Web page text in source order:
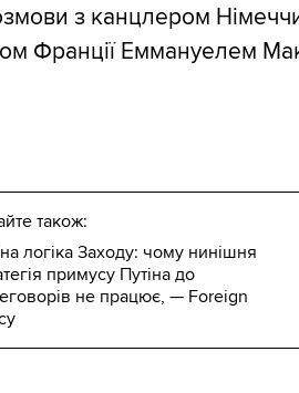
з канцлером
Франції Еммануелем
також:
логіка Заходу: чому нинішня
примусу Путіна до
не працює, — Foreign